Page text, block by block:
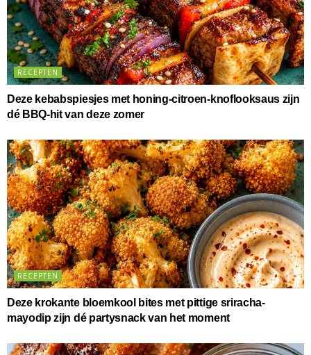
RECEPTEN
Deze kebabspiesjes met honing-citroen-knoflooksaus zijn
dé BBQ-hit van deze zomer
RECEPTEN
Deze krokante bloemkool bites met pittige sriracha-
mayodip zijn dé partysnack van het moment